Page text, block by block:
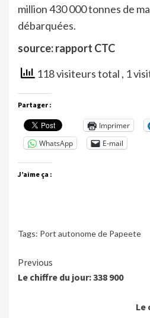
million 430 000 tonnes de
débarquées.
source: rapport CTC
118 visiteurs total , 1
Partager :
Imprimer
WhatsApp
E-mail
J’aime ça :
Tags: Port autonome de Papeete
Continue
Reading
Previous
Le chiffre du jour: 338 900
Le